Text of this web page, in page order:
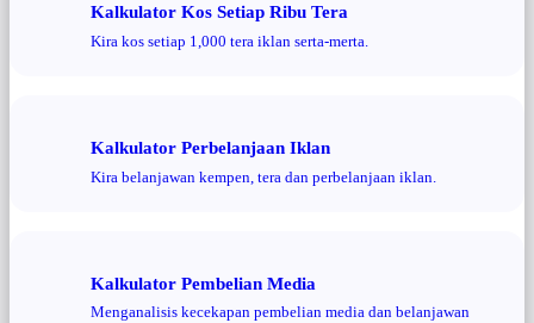
Kalkulator Kos Setiap Ribu Tera
Kira kos setiap 1,000 tera iklan serta-merta.
Kalkulator Perbelanjaan Iklan
Kira belanjawan kempen, tera dan perbelanjaan iklan.
Kalkulator Pembelian Media
Menganalisis kecekapan pembelian media dan belanjawan